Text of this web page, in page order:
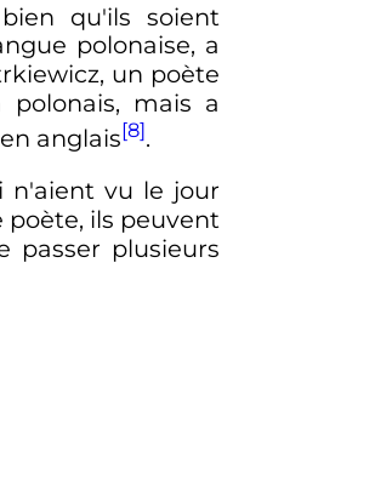
qu'ils soient
polonaise, a
un poète
polonais, mais a
anglais[8].
n'aient vu le jour
poète, ils peuvent
plusieurs